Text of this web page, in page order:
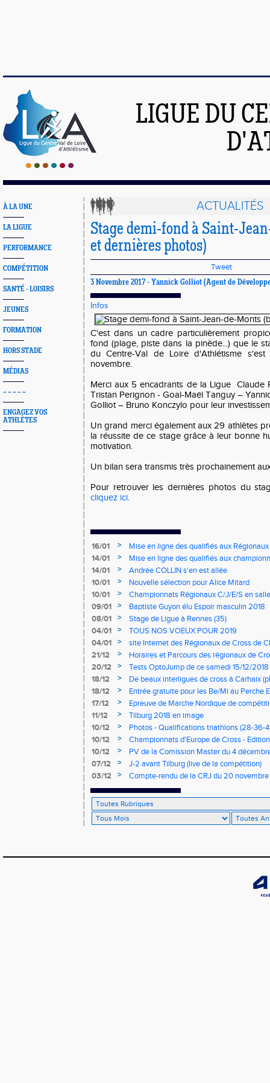
LIGUE DU
À LA UNE
LA LIGUE
PERFORMANCE
COMPÉTITION
SANTÉ - LOISIRS
JEUNES
FORMATION
HORS STADE
MÉDIAS
~ ~ ~ ~ ~
ENGAGEZ VOS
ATHLÈTES
ACTUALITÉS
Stage demi-fond à Saint-
et dernières photos)
Tweet
3 Novembre 2017 - Yannick Golliot (Agent de
Infos
C'est dans un cadre particulièrement
fond (plage, piste dans la pinède...) que le
du Centre-Val de Loire d'Athlétisme s'est
novembre.
Merci aux 5 encadrants de la Ligue Claude
Tristan Perignon - Goal-Maël Tanguy –
Golliot – Bruno Konczylo pour leur
Un grand merci également aux 29 athlètes
la réussite de ce stage grâce à leur bonne
motivation.
Un bilan sera transmis très prochainement
Pour retrouver les dernières photos du
cliquez ici.
16/01 >
Mise en ligne des qualifiés aux
14/01
>
Mise en ligne des qualifiés aux
14/01
>
Andrée COLLIN s'en est allée
10/01
>
Nouvelle sélection pour Alice Mitard
10/01
>
Championnats Régionaux C/J/E/S en
mercredi à 9h00
09/01 >
Baptiste Guyon élu Espoir masculin 2018
08/01
>
Stage de Ligue à Rennes (35)
04/01
>
TOUS NOS VOEUX POUR 2019
04/01
>
site Internet des Régionaux de Cross de
21/12
>
Horaires et Parcours des régionaux de
20/12
>
Tests OptoJump de ce samedi 15/12/2018
18/12
>
De beaux interligues de cross à Carhaix
18/12
>
Entrée gratuite pour les Be/Mi au Perche
17/12
>
Epreuve de Marche Nordique de
de cross du Loir et Cher
11/12 >
Tilburg 2018 en image
10/12
>
Photos - Qualifications triathlons (28-36-
10/12
>
Championnats d'Europe de Cross -
10/12
>
PV de la Comission Master du 4
07/12
>
J-2 avant Tilburg (live de la compétition)
03/12
> Compte-rendu de la CRJ du 20 novembre